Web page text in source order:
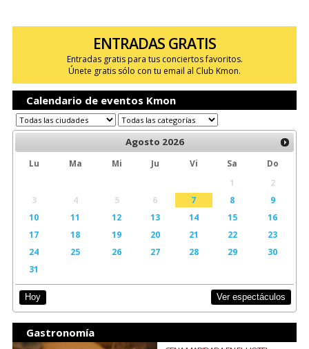
ENTRADAS GRATIS
Entradas gratis para tus conciertos favoritos.
Únete gratis sólo con tu email al Club Kmon.
Calendario de eventos Kmon
Agosto 2026
Lu Ma Mi Ju Vi Sa
Do
1
2
3
4 5 6 7 8
9
10
11 12 13 14 15
16
17
18 19 20 21 22
23
24
25 26 27 28 29
30
31
Hoy Ver espectáculos
Gastronomía